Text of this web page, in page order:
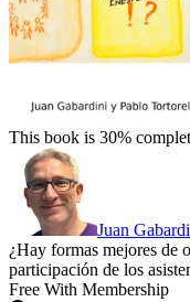
This book is 30%
Juan
¿Hay formas mejores de
participación de los
Free With Membership